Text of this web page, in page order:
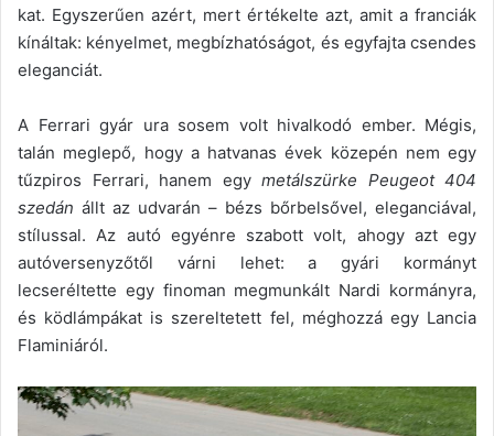
kat. Egyszerűen azért, mert értékelte azt, amit a franciák
kínáltak: kényelmet, megbízhatóságot, és egyfajta csendes
eleganciát.
A Ferrari gyár ura sosem volt hivalkodó ember. Mégis,
talán meglepő, hogy a hatvanas évek közepén nem egy
tűzpiros Ferrari, hanem egy metálszürke Peugeot 404
szedán állt az udvarán – bézs bőrbelsővel, eleganciával,
stílussal. Az autó egyénre szabott volt, ahogy azt egy
autóversenyzőtől várni lehet: a gyári kormányt
lecseréltette egy finoman megmunkált Nardi kormányra,
és ködlámpákat is szereltetett fel, méghozzá egy Lancia
Flaminiáról.